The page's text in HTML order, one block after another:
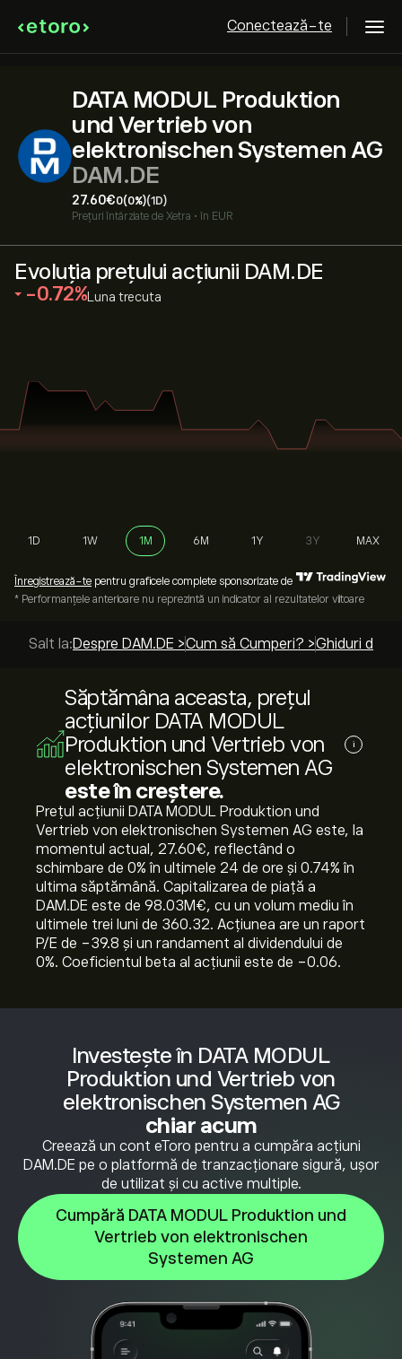
Conectează-te
DATA MODUL Produktion
und Vertrieb von
elektronischen Systemen AG
DAM.DE
27.60‎€‎0(0%)(1D)
Prețuri întârziate de Xetra • în EUR
Investește în DATA MODUL
Produktion und Vertrieb von
elektronischen Systemen AG
chiar acum
Creează un cont eToro pentru a cumpăra acțiuni
DAM.DE pe o platformă de tranzacționare sigură, ușor
de utilizat și cu active multiple.
Cumpără DATA MODUL Produktion und
Vertrieb von elektronischen
Systemen AG
Evoluția prețului acțiunii DAM.DE
‎-0.72‎ Luna trecuta
1D 1W 1M 6M 1Y 3Y MAX
Înregistrează-te pentru graficele complete sponsorizate de
* Performanțele anterioare nu reprezintă un indicator al rezultatelor viitoare
Salt la:Despre DAM.DE >Cum să Cumperi? >Ghiduri de
Săptămâna aceasta, prețul
acțiunilor DATA MODUL
Produktion und Vertrieb von
elektronischen Systemen AG
este în creștere.
i
Prețul acțiunii DATA MODUL Produktion und
Vertrieb von elektronischen Systemen AG este, la
momentul actual, 27.60‎€‎, reflectând o
schimbare de ‎0‎% în ultimele 24 de ore și ‎0.74‎% în
ultima săptămână. Capitalizarea de piață a
DAM.DE este de 98.03M‎€‎, cu un volum mediu în
ultimele trei luni de 360.32. Acțiunea are un raport
P/E de -39.8 și un randament al dividendului de
0%. Coeficientul beta al acțiunii este de -0.06.